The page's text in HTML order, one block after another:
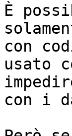
È
con
usato
con i